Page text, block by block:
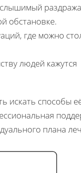
слышимый
обстановке.
где можно
людей кажутся
искать способы
плана